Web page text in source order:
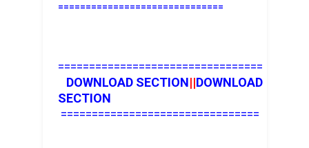
==============================
=================================
DOWNLOAD SECTION||DOWNLOAD
SECTION
================================